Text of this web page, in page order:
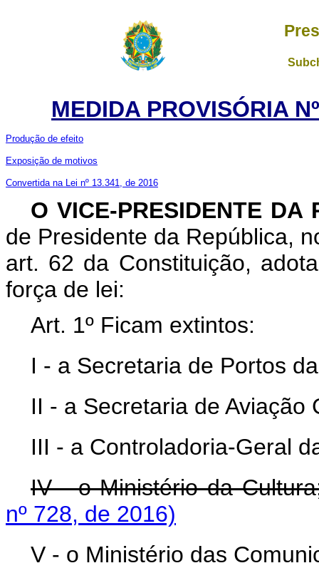
MEDIDA PROVISÓRIA
Produção de efeito
Exposição de motivos
Convertida na Lei nº 13.341, de 2016
O VICE-PRESIDENTE DA
de Presidente da República,
art. 62 da Constituição,
força de lei:
Art. 1º Ficam extintos:
I - a Secretaria de Portos
II - a Secretaria de Aviação
III - a Controladoria-Geral
IV - o Ministério da
nº 728, de 2016)
V - o Ministério das